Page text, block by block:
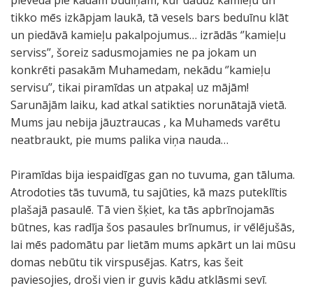
tikko mēs izkāpjam laukā, tā vesels bars beduīnu klāt
un piedāvā kamieļu pakalpojumus… izrādās ‘’kamieļu
serviss’’, šoreiz sadusmojamies ne pa jokam un
konkrēti pasakām Muhamedam, nekādu ‘’kamieļu
servisu’’, tikai piramīdas un atpakaļ uz mājām!
Sarunājām laiku, kad atkal satikties norunātajā vietā.
Mums jau nebija jāuztraucas , ka Muhameds varētu
neatbraukt, pie mums palika viņa nauda…
Piramīdas bija iespaidīgas gan no tuvuma, gan tāluma.
Atrodoties tās tuvumā, tu sajūties, kā mazs puteklītis
plašajā pasaulē. Tā vien šķiet, ka tās apbrīnojamās
būtnes, kas radīja šos pasaules brīnumus, ir vēlējušās,
lai mēs padomātu par lietām mums apkārt un lai mūsu
domas nebūtu tik virspusējas. Katrs, kas šeit
paviesojies, droši vien ir guvis kādu atklāsmi sevī.